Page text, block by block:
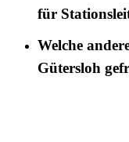
für
Welche
Gütersloh